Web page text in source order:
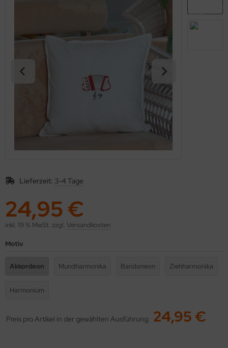
Lieferzeit: 3-4 Tage
24,95 €
inkl. 19 % MwSt. zzgl. Versandkosten
Motiv
Akkordeon Mundharmonika Bandoneon Ziehharmonika
Harmonium
Preis pro Artikel in der gewählten Ausführung: 24,95 €